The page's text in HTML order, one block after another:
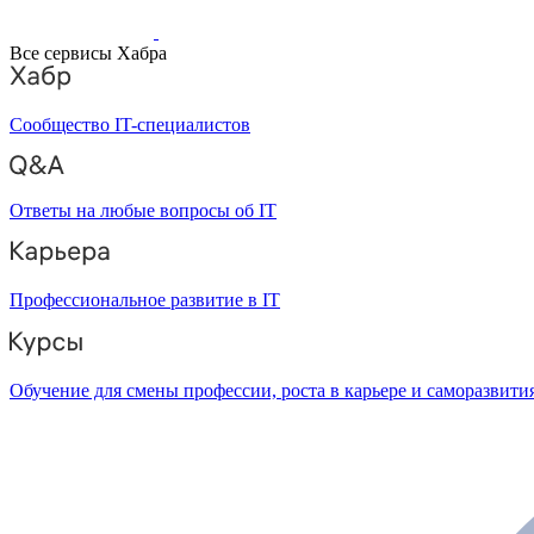
Все сервисы Хабра
Сообщество IT-специалистов
Ответы на любые вопросы об IT
Профессиональное развитие в IT
Обучение для смены профессии, роста в карьере и